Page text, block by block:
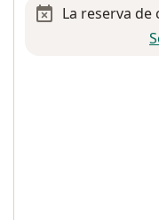
La reserva